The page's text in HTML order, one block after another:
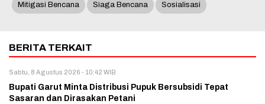
Mitigasi Bencana Siaga Bencana Sosialisasi
BERITA TERKAIT
Sabtu, 8 Agustus 2026 - 10:42 WIB
Bupati Garut Minta Distribusi Pupuk Bersubsidi Tepat
Sasaran dan Dirasakan Petani